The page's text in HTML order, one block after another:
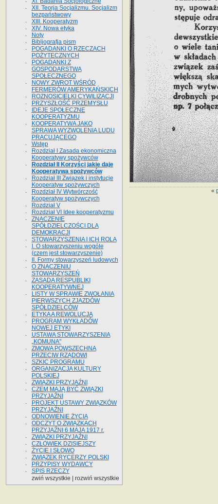
«
XII. Teorja Socjalizmu. Socjalizm
bezpaństwowy
XIII. Kooperatyzm
XIV. Nowa etyka
Noty
Bibljografja pism
POGADANKI O RZECZACH
POŻYTECZNYCH
POGADANKI Z
GOSPODARSTWA
SPOŁECZNEGO
NOWY ZWROT WŚRÓD
FERMERÓW AMERYKAŃSKICH
ROZNOSICIELKI CYWILIZACJI
PRZYSZŁOŚĆ PRZEMYSŁU
IDEJE SPOŁECZNE
KOOPERATYZMU
KOOPERATYWA JAKO
SPRAWA WYZWOLENIA LUDU
PRACUJĄCEGO
Wstęp
Rozdział I Zasada ekonomiczna
Kooperatywy spożywców
Rozdział II Korzyści jakie daje
Kooperatywa spożywców
Rozdział III Związek i instytucje
Kooperatyw spożywczych
Rozdział IV Wytwórczość
Kooperatyw spożywczych
Rozdział V
Rozdział VI Idee kooperatyzmu
ZNACZENIE
SPÓŁDZIELCZOŚCI DLA
DEMOKRACJI
STOWARZYSZENIA I ICH ROLA
I. O stowarzyszeniu wogóle
(czem jest stowarzyszenie)
II. Formy stowarzyszeń ludowych
O ZNACZENIU
STOWARZYSZEŃ
ZASADA RESPUBLIKI
KOOPERATYWNEJ
LISTY W SPRAWIE ZWOŁANIA
PIERWSZYCH ZJAZDÓW
SPÓŁDZIELCÓW
ETYKA A REWOLUCJA
PROGRAM WYKŁADÓW
NOWEJ ETYKI
USTAWA STOWARZYSZENIA
„KOMUNA"
ZMOWA POWSZECHNA
PRZECIW RZĄDOWI
SZKIC PROGRAMU
ORGANIZACJA KULTURY
POLSKIEJ
ZWIĄZKI PRZYJAŹNI
CZEM MAJĄ BYĆ ZWIĄZKI
PRZYJAŹNI
PROJEKT USTAWY ZWIĄZKÓW
PRZYJAŹNI
ODNOWIENIE ŻYCIA
ODCZYT O ZWIĄZKACH
PRZYJAŹNI 6 MAJA 1917 r.
ZWIĄZKI PRZYJAŹNI
CZŁOWIEK DZISIEJSZY
ŻYCIE I SŁOWO
ZWIĄZEK RYCERZY POLSKI
PRZYPISY WYDAWCY
SPIS RZECZY
zwiń wszystkie
rozwiń wszystkie